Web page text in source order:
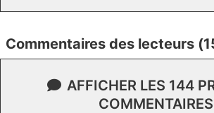
Commentaires des lecteurs
AFFICHER LES 144